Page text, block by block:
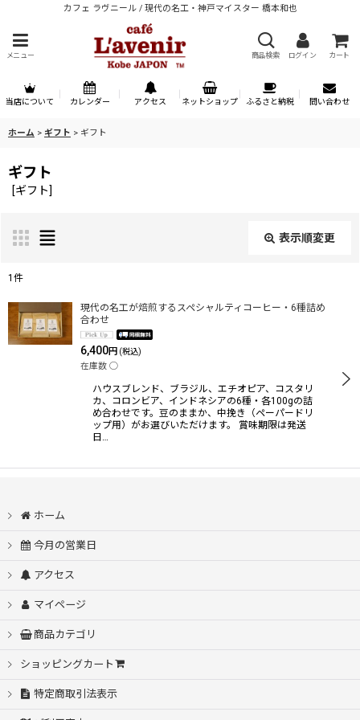
カフェ ラヴニール / 現代の名工・神戸マイスター 橋本和也
メニュー 商品検索 ログイン カート
当店について カレンダー アクセス ネットショップ ふるさと納税 問い合わせ
ホーム > ギフト > ギフト
ギフト
[ギフト]
表示順変更
表示数:
絞り込む
1 件
現代の名工が焙煎するスペシャルティコーヒー・6種詰め
合わせ
6,400円 (税込)
在庫数 ◯
ハウスブレンド、ブラジル、エチオピア、コスタリ
カ、コロンビア、インドネシアの6種・各100gの詰
め合わせです。豆のままか、中挽き（ペーパードリ
ップ用）がお選びいただけます。 賞味期限は発送
日…
ホーム
今月の営業日
アクセス
マイページ
商品カテゴリ
ショッピングカート
特定商取引法表示